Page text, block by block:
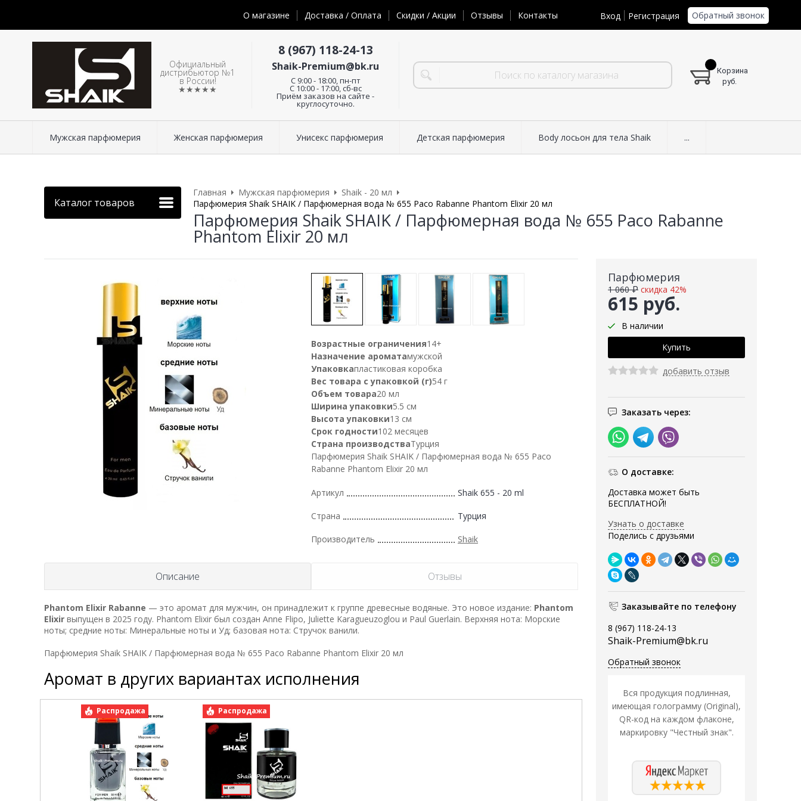
О магазине Доставка / Оплата Скидки / Акции Отзывы Контакты Вход Регистрация Обратный звонок
Официальный
дистрибьютор №1
в России!
★★★★★
8 (967) 118-24-13
Shaik-Premium@bk.ru
C 9:00 - 18:00, пн-пт
С 10:00 - 17:00, сб-вс
Приём заказов на сайте -
круглосуточно.
Корзина
руб.
Мужская парфюмерия Женская парфюмерия Унисекс парфюмерия Детская парфюмерия Body лосьон для тела Shaik ...
Каталог товаров
Главная Мужская парфюмерия
Shaik - 20 мл
Парфюмерия Shaik SHAIK / Парфюмерная вода № 655 Paco Rabanne Phantom Elixir 20 мл
Парфюмерия Shaik SHAIK / Парфюмерная вода № 655 Paco Rabanne
Phantom Elixir 20 мл
Парфюмерия
615 руб.
1 060 ₽ скидка 42%
В наличии
добавить отзыв
Заказать через:
О доставке:
Доставка может быть
БЕСПЛАТНОЙ!
Узнать о доставке
Поделись с друзьями
Заказывайте по телефону
8 (967) 118-24-13
Shaik-Premium@bk.ru
Обратный звонок
Вся продукция подлинная,
имеющая голограмму (Original),
QR-код на каждом флаконе,
маркировку "Честный знак".
Возрастные ограничения14+
Назначение ароматамужской
Упаковкапластиковая коробка
Вес товара с упаковкой (г)54 г
Объем товара20 мл
Ширина упаковки5.5 см
Высота упаковки13 см
Срок годности102 месяцев
Страна производстваТурция
Парфюмерия Shaik SHAIK / Парфюмерная вода № 655 Paco
Rabanne Phantom Elixir 20 мл
Артикул Shaik 655 - 20 ml
Страна Турция
Производитель Shaik
Описание Отзывы
Phantom Elixir Rabanne — это аромат для мужчин, он принадлежит к группе древесные водяные. Это новое издание: Phantom
Elixir выпущен в 2025 году. Phantom Elixir был создан Anne Flipo, Juliette Karagueuzoglou и Paul Guerlain. Верхняя нота: Морские
ноты; средние ноты: Минеральные ноты и Уд; базовая нота: Стручок ванили.
Парфюмерия Shaik SHAIK / Парфюмерная вода № 655 Paco Rabanne Phantom Elixir 20 мл
Аромат в других вариантах исполнения
Распродажа Распродажа